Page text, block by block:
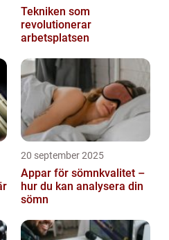
Tekniken som
revolutionerar
arbetsplatsen
20 september 2025
Appar för sömnkvalitet –
hur du kan analysera din
sömn